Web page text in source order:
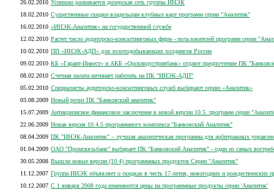
26.02.2010 Успешно развивается дилерская сеть группы ИНЭК
18.02.2010 Существенные скидки владельцам клубных карт программ серии "Аналитик"
16.02.2010 «ИНЭК-Аналитик» на государственной службе
12.02.2010 Растет число аудиторско-консалтинговых фирм - пользователей программ серии
10.02.2010 ПП «ИНЭК-АДП» для золотодобывающих холдингов России
09.02.2010 КБ «Гарант-Инвест» и АКБ «Орскиндустриябанк» отдают предпочтение ПК
08.02.2010 Счетная палата начинает работать на ПК "ИНЭК-АДП"
05.02.2010 Специалисты аудиторско-консалтинговых служб выбирают серию «Аналитик»
03.08.2009 Новый релиз ПК "Банковский аналитик"
15.07.2009 Антикризисное финансовое заключение в новой версии 10.5. программ серии
22.06.2009 Новая версия 10.4.5 программного комплекса "Банковский Аналитик"
08.04.2009 ПК "ИНЭК-Аналитик" – лучшая аналитическая программа для арбитражных
01.04.2009 ОАО "Промсвязьбанк" выбирает ПК "Банковский Аналитик" - один из самых
30.05.2008 Вышли новые версии (10.4) программных продуктов Серии "Аналитик"
11.12.2007 Группа ИНЭК объявляет о скидках в честь 17-летия, новогодних и рождественских
10.12.2007 С 1 января 2008 года изменяются цены на программные продукты серии 'Аналитик'